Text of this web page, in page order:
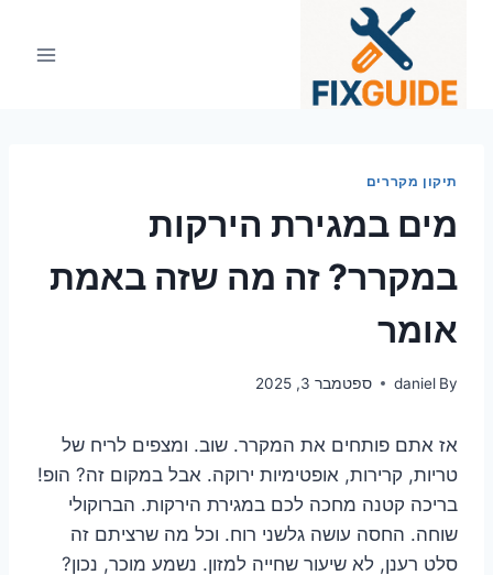
תיקון מקררים
מים במגירת הירקות
במקרר? זה מה שזה באמת
אומר
By
daniel ספטמבר 3, 2025
אז אתם פותחים את המקרר. שוב. ומצפים לריח של
טריות, קרירות, אופטימיות ירוקה. אבל במקום זה? הופ!
בריכה קטנה מחכה לכם במגירת הירקות. הברוקולי
שוחה. החסה עושה גלשני רוח. וכל מה שרציתם זה
סלט רענן, לא שיעור שחייה למזון. נשמע מוכר, נכון?